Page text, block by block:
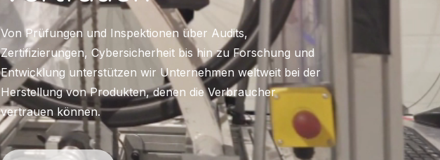
Von Prüfungen und Inspektionen über Audits,
Zertifizierungen, Cybersicherheit bis hin zu Forschung und
Entwicklung unterstützen wir Unternehmen weltweit bei der
Herstellung von Produkten, denen die Verbraucher
vertrauen können.